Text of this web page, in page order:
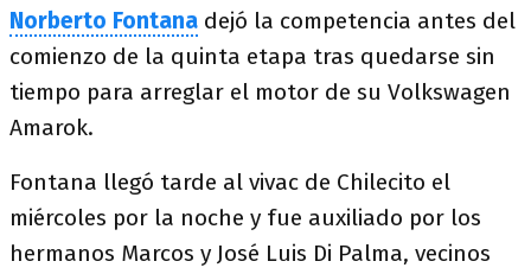
Norberto Fontana dejó la competencia antes del
comienzo de la quinta etapa tras quedarse sin
tiempo para arreglar el motor de su Volkswagen
Amarok.
Fontana llegó tarde al vivac de Chilecito el
miércoles por la noche y fue auxiliado por los
hermanos Marcos y José Luis Di Palma, vecinos